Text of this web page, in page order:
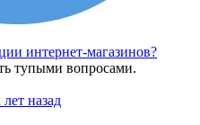
интернет-магазинов?
тупыми вопросами.
лет назад